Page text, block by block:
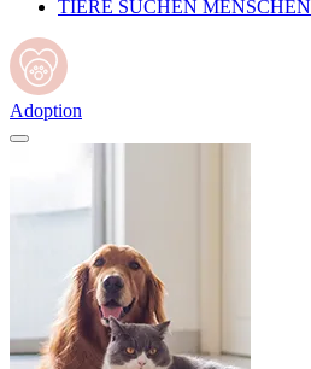
TIERE SUCHEN MENSCHEN
Adoption